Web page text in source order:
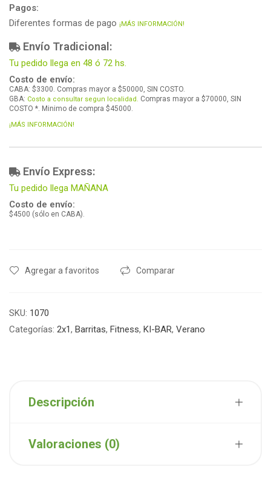
Pagos:
Diferentes formas de pago ¡MÁS INFORMACIÓN!
Envío Tradicional:
Tu pedido llega en 48 ó 72 hs.
Costo de envío:
CABA: $3300. Compras mayor a $50000, SIN COSTO.
GBA: Costo a consultar segun localidad.
Compras mayor a $70000, SIN
COSTO *. Minimo de compra $45000.
¡MÁS INFORMACIÓN!
Envío Express:
Tu pedido llega MAÑANA
Costo de envío:
$4500 (sólo en CABA).
Agregar a favoritos Comparar
SKU: 1070
Categorías: 2x1, Barritas, Fitness, KI-BAR, Verano
Descripción
Valoraciones (0)